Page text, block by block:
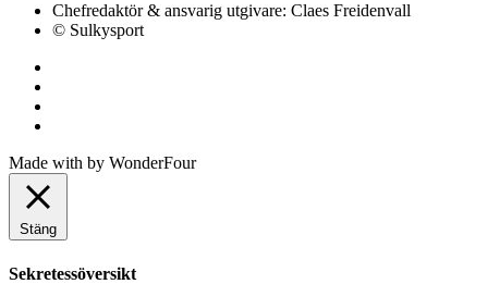
Chefredaktör & ansvarig utgivare: Claes Freidenvall
© Sulkysport
Made with by WonderFour
Stäng
Sekretessöversikt